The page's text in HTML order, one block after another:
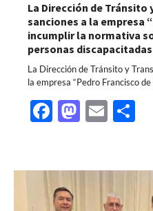
La Dirección de
sanciones a la empresa
incumplir la normativa
personas discapacitadas
La Dirección de Tránsito y
la empresa “Pedro Francisco
Facebook
Email